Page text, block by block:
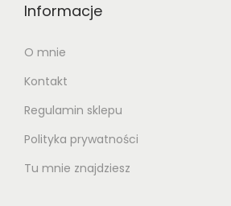
Informacje
O mnie
Kontakt
Regulamin sklepu
Polityka prywatności
Tu mnie znajdziesz